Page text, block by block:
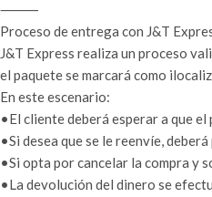
⸻
Proceso de entrega con J&T
J&T Express realiza un proceso
el paquete se marcará como
En este escenario:
•El cliente deberá esperar a que
•Si desea que se le reenvíe,
•Si opta por cancelar la compra y
•La devolución del dinero se